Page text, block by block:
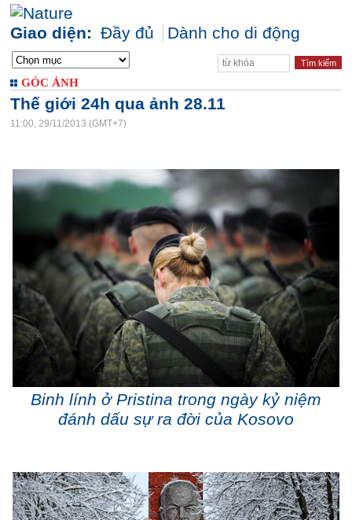
Giao diện: Đầy đủ Dành cho di động
GÓC ẢNH
Thế giới 24h qua ảnh 28.11
11:00, 29/11/2013 (GMT+7)
Binh lính ở Pristina trong ngày kỷ niệm
đánh dấu sự ra đời của Kosovo